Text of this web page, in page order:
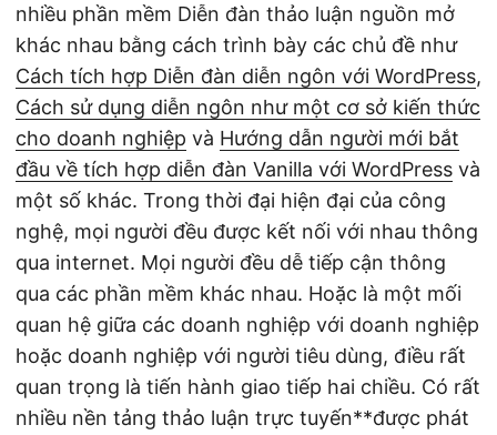
nhiều phần mềm Diễn đàn thảo luận nguồn mở
khác nhau bằng cách trình bày các chủ đề như
Cách tích hợp Diễn đàn diễn ngôn với WordPress,
Cách sử dụng diễn ngôn như một cơ sở kiến ​​thức
cho doanh nghiệp và Hướng dẫn người mới bắt
đầu về tích hợp diễn đàn Vanilla với WordPress và
một số khác. Trong thời đại hiện đại của công
nghệ, mọi người đều được kết nối với nhau thông
qua internet. Mọi người đều dễ tiếp cận thông
qua các phần mềm khác nhau. Hoặc là một mối
quan hệ giữa các doanh nghiệp với doanh nghiệp
hoặc doanh nghiệp với người tiêu dùng, điều rất
quan trọng là tiến hành giao tiếp hai chiều. Có rất
nhiều nền tảng thảo luận trực tuyến**được phát